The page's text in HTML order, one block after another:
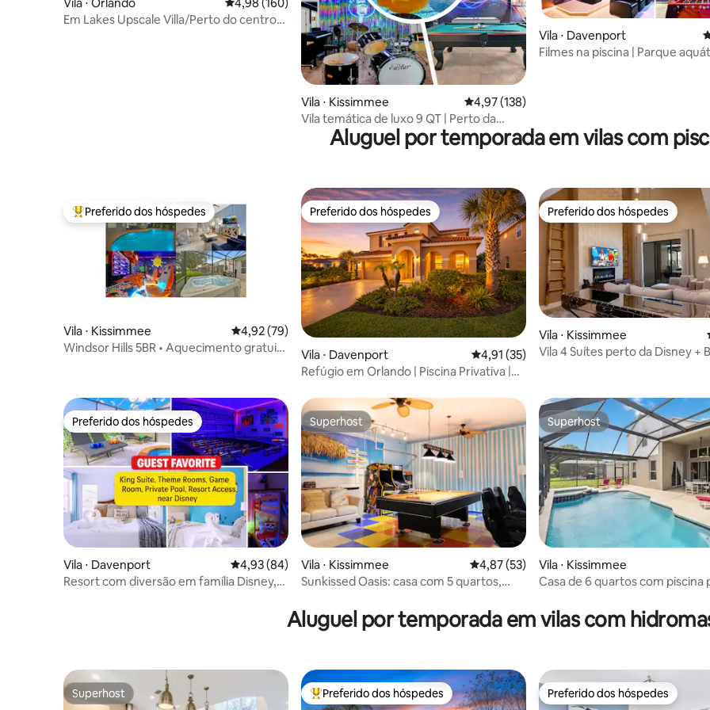
Em Lakes Upscale Villa/Perto do centro
Vila ⋅ Kissimmee 4,97 de uma avaliação média de 5, 138
4,97 (138)
Vila temática de luxo 9 QT | Perto da
Disney
Vila ⋅ Davenport
Filmes na piscina | Parque
Aluguel por temporada em vilas com
Entre os melhores preferidos dos hóspedes
Preferido dos hóspedes
Vila ⋅ Kissimmee 4,92 de uma avaliação média de 5, 79 avaliações
4,92 (79)
Windsor Hills 5BR • Aquecimento gratuito
Preferido dos hóspedes
Preferido dos hóspedes
Vila ⋅ Davenport 4,91 de uma avaliação média de 5, 35
4,91 (35)
Refúgio em Orlando | Piscina Privativa |
Preferido dos hóspedes
Preferido dos hóspedes
Vila ⋅ Kissimmee
Vila 4 Suítes perto da Disney +
Preferido dos hóspedes
Preferido dos hóspedes
Vila ⋅ Davenport 4,93 de uma avaliação média de 5, 84 avaliações
4,93 (84)
Resort com diversão em família Disney,
Superhost
Superhost
Vila ⋅ Kissimmee 4,87 de uma avaliação média de 5, 53
4,87 (53)
Sunkissed Oasis: casa com 5 quartos,
Superhost
Superhost
Vila ⋅ Kissimmee
Casa de 6 quartos com piscina
Aluguel por temporada em vilas com
Superhost
Superhost Entre os melhores preferidos dos hóspedes
Preferido dos hóspedes Preferido dos hóspedes
Preferido dos hóspedes